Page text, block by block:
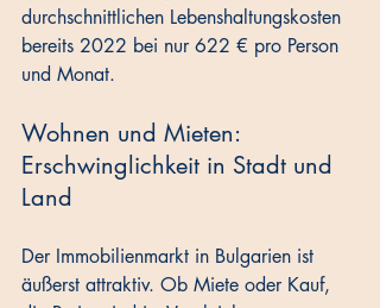
durchschnittlichen Lebenshaltungskosten
bereits 2022 bei nur 622 € pro Person
und Monat.
Wohnen und Mieten:
Erschwinglichkeit in Stadt und
Land
Der Immobilienmarkt in Bulgarien ist
äußerst attraktiv. Ob Miete oder Kauf,